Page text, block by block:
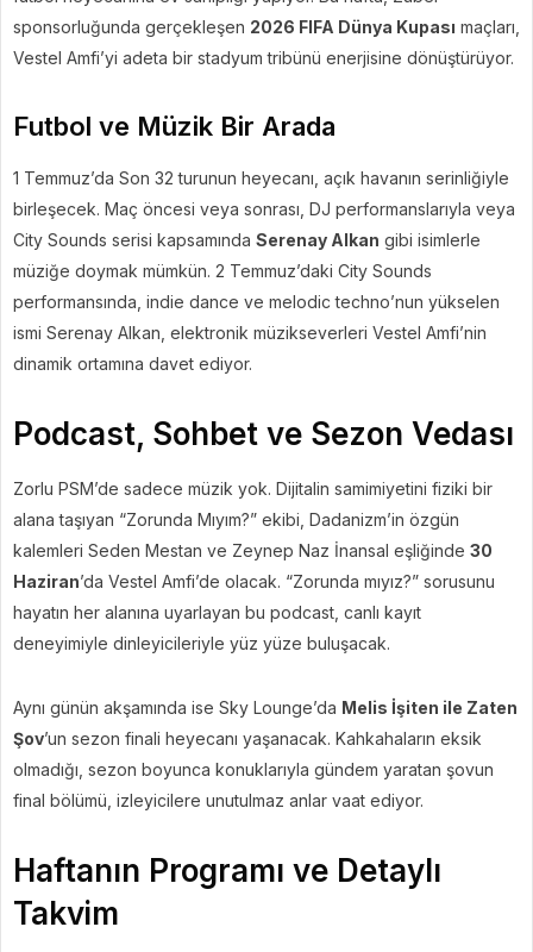
sponsorluğunda gerçekleşen 2026 FIFA Dünya Kupası maçları,
Vestel Amfi’yi adeta bir stadyum tribünü enerjisine dönüştürüyor.
Futbol ve Müzik Bir Arada
1 Temmuz’da Son 32 turunun heyecanı, açık havanın serinliğiyle
birleşecek. Maç öncesi veya sonrası, DJ performanslarıyla veya
City Sounds serisi kapsamında Serenay Alkan gibi isimlerle
müziğe doymak mümkün. 2 Temmuz’daki City Sounds
performansında, indie dance ve melodic techno’nun yükselen
ismi Serenay Alkan, elektronik müzikseverleri Vestel Amfi’nin
dinamik ortamına davet ediyor.
Podcast, Sohbet ve Sezon Vedası
Zorlu PSM’de sadece müzik yok. Dijitalin samimiyetini fiziki bir
alana taşıyan “Zorunda Mıyım?” ekibi, Dadanizm’in özgün
kalemleri Seden Mestan ve Zeynep Naz İnansal eşliğinde 30
Haziran’da Vestel Amfi’de olacak. “Zorunda mıyız?” sorusunu
hayatın her alanına uyarlayan bu podcast, canlı kayıt
deneyimiyle dinleyicileriyle yüz yüze buluşacak.
Aynı günün akşamında ise Sky Lounge’da Melis İşiten ile Zaten
Şov’un sezon finali heyecanı yaşanacak. Kahkahaların eksik
olmadığı, sezon boyunca konuklarıyla gündem yaratan şovun
final bölümü, izleyicilere unutulmaz anlar vaat ediyor.
Haftanın Programı ve Detaylı
Takvim